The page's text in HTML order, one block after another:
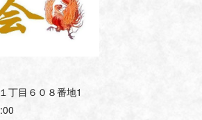
丁目６０８番地1